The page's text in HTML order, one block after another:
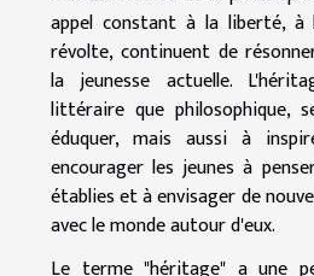
appel constant à la liberté,
révolte, continuent de
la jeunesse actuelle.
littéraire que philosophique,
éduquer, mais aussi à
encourager les jeunes à
établies et à envisager de
avec le monde autour d'eux.
Le terme "héritage" a une